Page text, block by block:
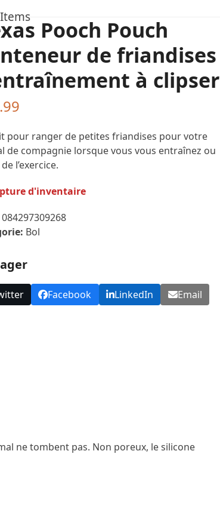
Pooch Pouch
de friandises
à clipser
pour ranger de petites friandises pour votre
de compagnie lorsque vous vous entraînez ou
l’exercice.
d'inventaire
084297309268
Bol
Facebook LinkedIn Email
ne tombent pas. Non poreux, le silicone